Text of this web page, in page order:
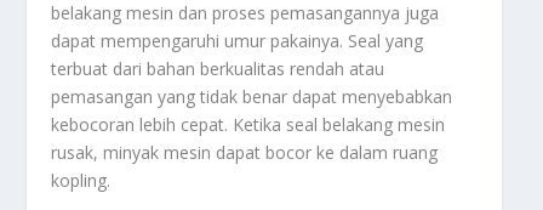
belakang mesin dan proses pemasangannya juga
dapat mempengaruhi umur pakainya. Seal yang
terbuat dari bahan berkualitas rendah atau
pemasangan yang tidak benar dapat menyebabkan
kebocoran lebih cepat. Ketika seal belakang mesin
rusak, minyak mesin dapat bocor ke dalam ruang
kopling.